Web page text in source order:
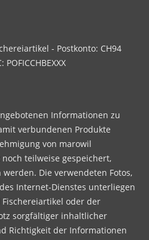
- Postkonto: CH94
Informationen zu
verbundenen Produkte
von marowil
teilweise gespeichert,
Die verwendeten Fotos,
Internet-Dienstes unterliegen
oder der
sorgfältiger inhaltlicher
Richtigkeit der Informationen